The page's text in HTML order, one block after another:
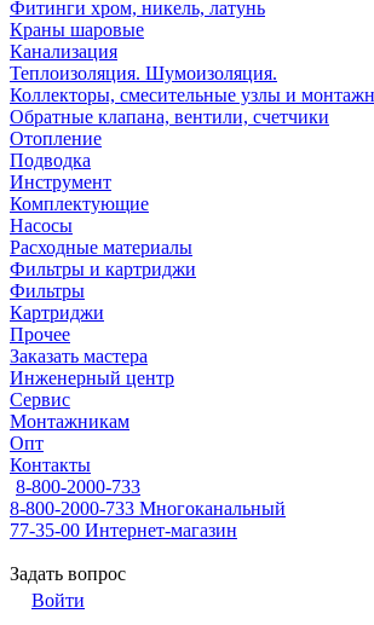
Фитинги хром, никель, латунь
Краны шаровые
Канализация
Теплоизоляция. Шумоизоляция.
Коллекторы, смесительные узлы и
Обратные клапана, вентили, счетчики
Отопление
Подводка
Инструмент
Комплектующие
Насосы
Расходные материалы
Фильтры и картриджи
Фильтры
Картриджи
Прочее
Заказать мастера
Инженерный центр
Сервис
Монтажникам
Опт
Контакты
8-800-2000-733
8-800-2000-733 Многоканальный
77-35-00 Интернет-магазин
Задать вопрос
Войти